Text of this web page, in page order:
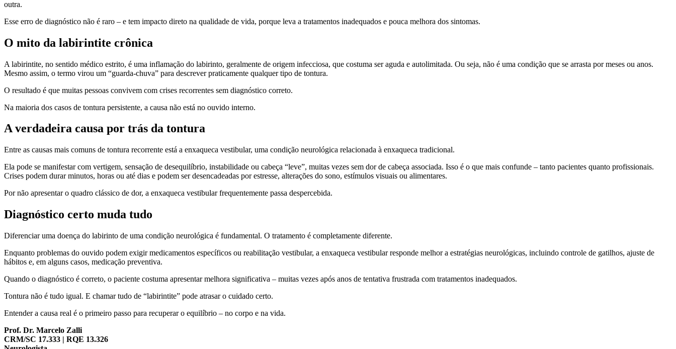
outra.
Esse erro de diagnóstico não é raro – e tem impacto direto na qualidade de vida, porque leva a tratamentos inadequados e pouca melhora dos sintomas.
O mito da labirintite crônica
A labirintite, no sentido médico estrito, é uma inflamação do labirinto, geralmente de origem infecciosa, que costuma ser aguda e autolimitada. Ou seja, não é uma condição que se arrasta por meses ou anos.
Mesmo assim, o termo virou um “guarda-chuva” para descrever praticamente qualquer tipo de tontura.
O resultado é que muitas pessoas convivem com crises recorrentes sem diagnóstico correto.
Na maioria dos casos de tontura persistente, a causa não está no ouvido interno.
A verdadeira causa por trás da tontura
Entre as causas mais comuns de tontura recorrente está a enxaqueca vestibular, uma condição neurológica relacionada à enxaqueca tradicional.
Ela pode se manifestar com vertigem, sensação de desequilíbrio, instabilidade ou cabeça “leve”, muitas vezes sem dor de cabeça associada. Isso é o que mais confunde – tanto pacientes quanto profissionais.
Crises podem durar minutos, horas ou até dias e podem ser desencadeadas por estresse, alterações do sono, estímulos visuais ou alimentares.
Por não apresentar o quadro clássico de dor, a enxaqueca vestibular frequentemente passa despercebida.
Diagnóstico certo muda tudo
Diferenciar uma doença do labirinto de uma condição neurológica é fundamental. O tratamento é completamente diferente.
Enquanto problemas do ouvido podem exigir medicamentos específicos ou reabilitação vestibular, a enxaqueca vestibular responde melhor a estratégias neurológicas, incluindo controle de gatilhos, ajuste de
hábitos e, em alguns casos, medicação preventiva.
Quando o diagnóstico é correto, o paciente costuma apresentar melhora significativa – muitas vezes após anos de tentativa frustrada com tratamentos inadequados.
Tontura não é tudo igual. E chamar tudo de “labirintite” pode atrasar o cuidado certo.
Entender a causa real é o primeiro passo para recuperar o equilíbrio – no corpo e na vida.
Prof. Dr. Marcelo Zalli
CRM/SC 17.333 | RQE 13.326